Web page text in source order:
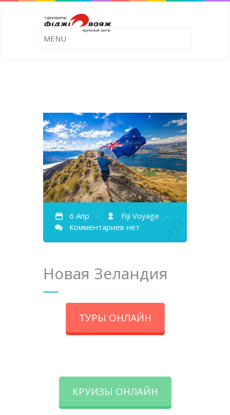
6 Апр · Fiji Voyage
·
Комментариев нет
Новая Зеландия
ТУРЫ ОНЛАЙН
КРУИЗЫ ОНЛАЙН